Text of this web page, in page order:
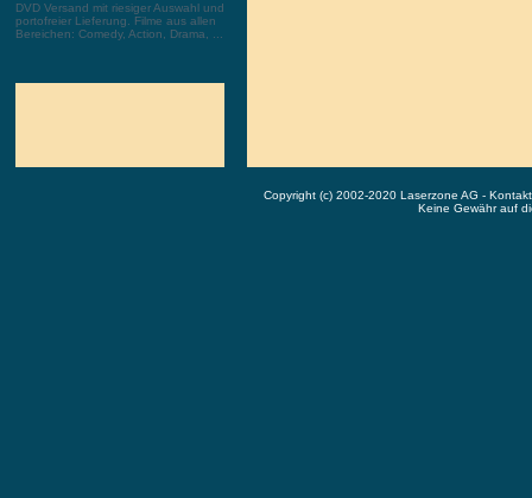
DVD Versand mit riesiger Auswahl und
portofreier Lieferung. Filme aus allen
Bereichen: Comedy, Action, Drama, ...
Copyright (c) 2002-2020 Laserzone AG -
Keine Gewähr auf